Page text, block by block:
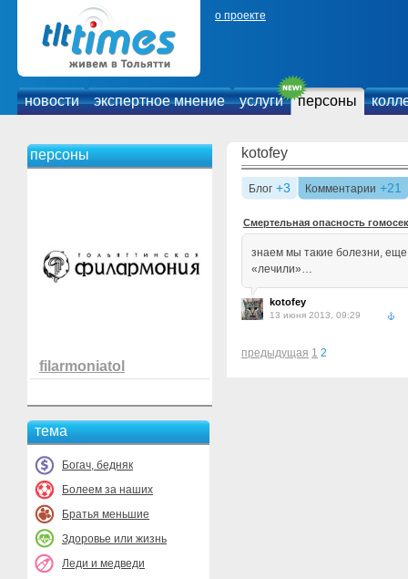
о проекте
новости экспертное мнение услуги персоны
персоны
filarmoniatol
тема
Богач, бедняк
Болеем за наших
Братья меньшие
Здоровье или жизнь
Леди и медведи
kotofey
Блог +3 Комментарии +21
Смертельная опасность
знаем мы такие болезни, еще
«лечили»…
kotofey
13 июня 2013, 09:29
предыдущая 1 2